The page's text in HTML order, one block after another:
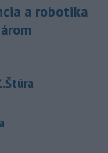
a robotika